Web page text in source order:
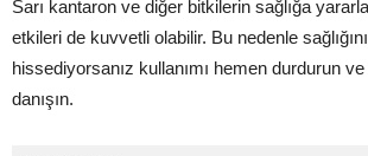
Sarı kantaron ve diğer bitkilerin sağlığa
etkileri de kuvvetli olabilir. Bu nedenle
hissediyorsanız kullanımı hemen durdurun
danışın.